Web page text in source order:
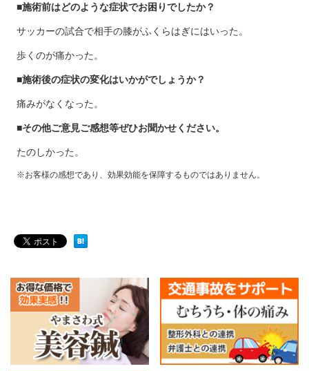
■施術前はどのような症状でお困りでしたか？
サッカーの試合で相手の膝がふくらはぎにはいった。
歩くのが痛かった。
■施術後の症状の変化はいかがでしょうか？
痛みがなくなった。
■その他ご意見ご感想等ぜひお聞かせください。
たのしかった。
※お客様の感想であり、効果効能を保障するものではありません。